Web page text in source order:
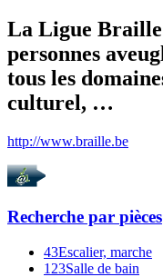
La Ligue
personnes
tous les
culturel, …
http://www.braille.be
Recherche par pièces
43Escalier, marche
123Salle de bain